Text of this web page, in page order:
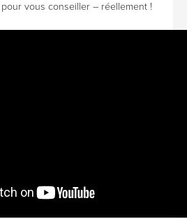
vous conseiller – réellement !